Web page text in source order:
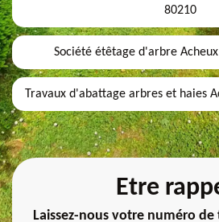
80210
Société étêtage d'arbre
Travaux d'abattage arbres et haies
Etre
Laissez-nous votre numéro